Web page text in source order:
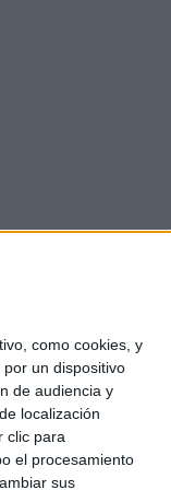
como cookies, y
un dispositivo
de audiencia y
localización
clic para
el procesamiento
sus